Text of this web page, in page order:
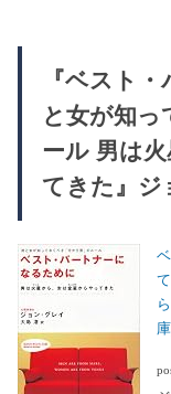
『ベスト
と女が知っ
ール 男は
てきた』ジ